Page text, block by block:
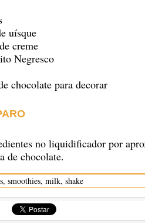
uísque
creme
Negresco
chocolate para decorar
no liquidificador por
de chocolate.
smoothies, milk, shake